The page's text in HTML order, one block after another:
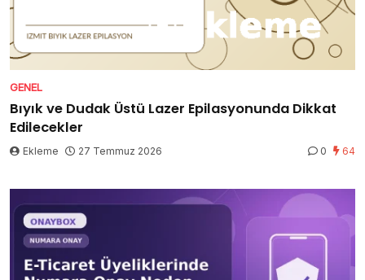
GENEL
Bıyık ve Dudak Üstü Lazer Epilasyonunda Dikkat
Edilecekler
Ekleme 27 Temmuz 2026 0 64